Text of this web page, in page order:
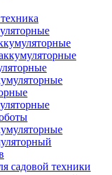
садовой техники